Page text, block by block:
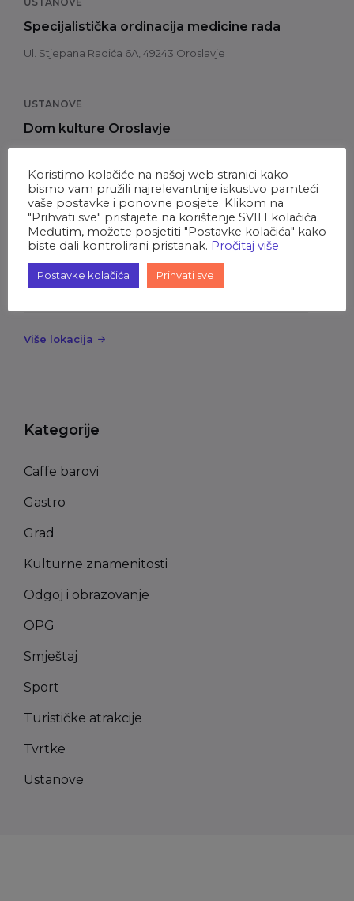
Specijalistička ordinacija medicine rada
Ul. Stjepana Radića 6A, 49243 Oroslavje
USTANOVE
Dom kulture Oroslavje
49243 Oroslavje
GRAD
Oro trg
Oro trg,
49243 Oroslavje
Više lokacija
Kategorije
Caffe barovi
Gastro
Grad
Kulturne znamenitosti
Odgoj i obrazovanje
OPG
Smještaj
Sport
Turističke atrakcije
Tvrtke
Ustanove
Koristimo kolačiće na našoj web stranici kako
bismo vam pružili najrelevantnije iskustvo pamteći
vaše postavke i ponovne posjete. Klikom na
"Prihvati sve" pristajete na korištenje SVIH kolačića.
Međutim, možete posjetiti "Postavke kolačića" kako
biste dali kontrolirani pristanak. Pročitaj više
Postavke kolačića Prihvati sve